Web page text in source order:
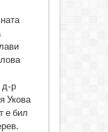
д-р
Укова
е бил